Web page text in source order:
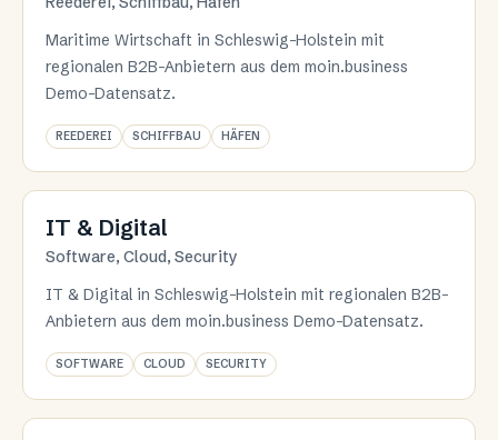
Maritime Wirtschaft in Schleswig-Holstein mit
regionalen B2B-Anbietern aus dem moin.business
Demo-Datensatz.
REEDEREI SCHIFFBAU HÄFEN
IT & Digital
Software, Cloud, Security
IT & Digital in Schleswig-Holstein mit regionalen B2B-
Anbietern aus dem moin.business Demo-Datensatz.
SOFTWARE CLOUD SECURITY